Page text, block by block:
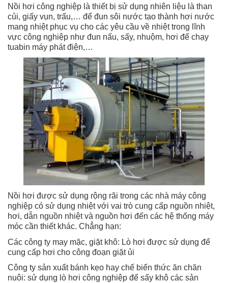
Nồi hơi công nghiệp là thiết bị sử dụng nhiên liệu là than
củi, giấy vụn, trấu,… để đun sôi nước tạo thành hơi nước
mang nhiệt phục vụ cho các yêu cầu về nhiệt trong lĩnh
vực công nghiệp như đun nấu, sấy, nhuộm, hơi để chạy
tuabin máy phát điện,…
Nồi hơi được sử dụng rộng rãi trong các nhà máy công
nghiệp có sử dụng nhiệt với vai trò cung cấp nguồn nhiệt,
hơi, dẫn nguồn nhiệt và nguồn hơi đến các hệ thống máy
móc cần thiết khác. Chẳng hạn:
Các công ty may mặc, giặt khô: Lò hơi được sử dụng để
cung cấp hơi cho công đoạn giặt ủi
Công ty sản xuất bánh kẹo hay chế biến thức ăn chăn
nuôi: sử dụng lò hơi công nghiệp để sấy khô các sản